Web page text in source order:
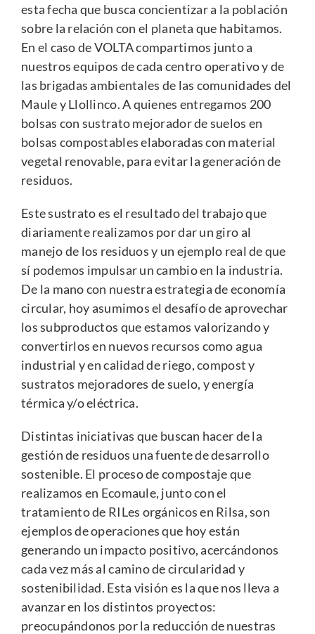
esta fecha que busca concientizar a la población
sobre la relación con el planeta que habitamos.
En el caso de VOLTA compartimos junto a
nuestros equipos de cada centro operativo y de
las brigadas ambientales de las comunidades del
Maule y Llollinco. A quienes entregamos 200
bolsas con sustrato mejorador de suelos en
bolsas compostables elaboradas con material
vegetal renovable, para evitar la generación de
residuos.
Este sustrato es el resultado del trabajo que
diariamente realizamos por dar un giro al
manejo de los residuos y un ejemplo real de que
sí podemos impulsar un cambio en la industria.
De la mano con nuestra estrategia de economía
circular, hoy asumimos el desafío de aprovechar
los subproductos que estamos valorizando y
convertirlos en nuevos recursos como agua
industrial y en calidad de riego, compost y
sustratos mejoradores de suelo, y energía
térmica y/o eléctrica.
Distintas iniciativas que buscan hacer de la
gestión de residuos una fuente de desarrollo
sostenible. El proceso de compostaje que
realizamos en Ecomaule, junto con el
tratamiento de RILes orgánicos en Rilsa, son
ejemplos de operaciones que hoy están
generando un impacto positivo, acercándonos
cada vez más al camino de circularidad y
sostenibilidad. Esta visión es la que nos lleva a
avanzar en los distintos proyectos:
preocupándonos por la reducción de nuestras